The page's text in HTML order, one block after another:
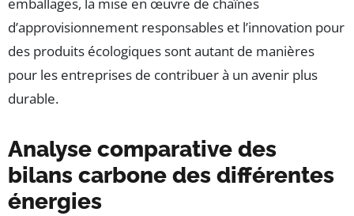
emballages, la mise en œuvre de chaînes
d’approvisionnement responsables et l’innovation pour
des produits écologiques sont autant de manières
pour les entreprises de contribuer à un avenir plus
durable.
Analyse comparative des
bilans carbone des différentes
énergies